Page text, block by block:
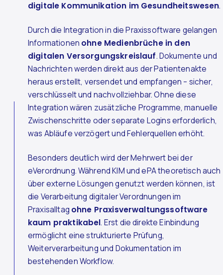
digitale Kommunikation im Gesundheitswesen.
Durch die Integration in die Praxissoftware gelangen
Informationen ohne Medienbrüche in den
digitalen Versorgungskreislauf. Dokumente und
Nachrichten werden direkt aus der Patientenakte
heraus erstellt, versendet und empfangen – sicher,
verschlüsselt und nachvollziehbar. Ohne diese
Integration wären zusätzliche Programme, manuelle
Zwischenschritte oder separate Logins erforderlich,
was Abläufe verzögert und Fehlerquellen erhöht.
Besonders deutlich wird der Mehrwert bei der
eVerordnung. Während KIM und ePA theoretisch auch
über externe Lösungen genutzt werden können, ist
die Verarbeitung digitaler Verordnungen im
Praxisalltag ohne Praxisverwaltungssoftware
kaum praktikabel. Erst die direkte Einbindung
ermöglicht eine strukturierte Prüfung,
Weiterverarbeitung und Dokumentation im
bestehenden Workflow.